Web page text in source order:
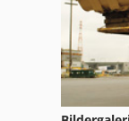
Kuka Kcp
Kummer